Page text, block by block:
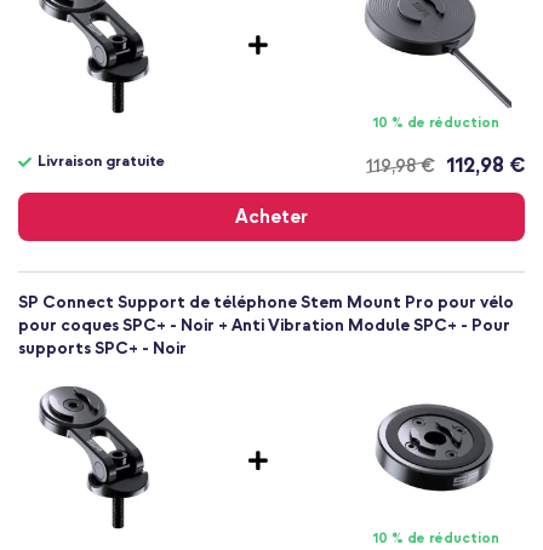
fonction de navigation sur votre téléphone pendant que vous
faites du vélo ? Optez pour le Stem Mount Pro de SP Connect !
Attention :Ce support pour téléphone ne peut être utilisé qu'en
combinaison avec une coque pour téléphone SP Connect +.
10 % de réduction
119,98 €
Livraison gratuite 112,98 €
Acheter
gratuite
SP Connect Support de téléphone Stem Mount Pro pour vélo
pour coques SPC+ - Noir + Anti Vibration Module SPC+ - Pour
supports SPC+ - Noir
10 % de réduction